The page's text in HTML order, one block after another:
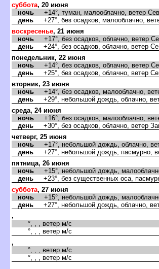
суббота, 20 июня
ночь +14°, туман, малооблачно, ветер
день +27°, без осадков, малооблачно,
оскресенье, 21 июня
ночь +17°, без осадков, облачно, ветер
день +24°, без осадков, облачно, ветер
понедельник, 22 июня
ночь +14°, без осадков, облачно, ветер
день +25°, без осадков, облачно, ветер
торник, 23 июня
ночь +14°, без осадков, малооблачно,
день +29°, небольшой дождь, облачно,
среда, 24 июня
ночь +16°, без осадков, малооблачно,
день +30°, без осадков, облачно, ветер
четверг, 25 июня
ночь +17°, небольшой дождь, облачно,
день +27°, небольшой дождь, пасмурно,
пятница, 26 июня
ночь +15°, небольшой дождь,
день +23°, без существенных оса,
суббота, 27 июня
ночь +15°, небольшой дождь,
день +27°, небольшой дождь, облачно,
,
°, , , ветер м/с
°, , , ветер м/с
,
°, , , ветер м/с
°, , , ветер м/с